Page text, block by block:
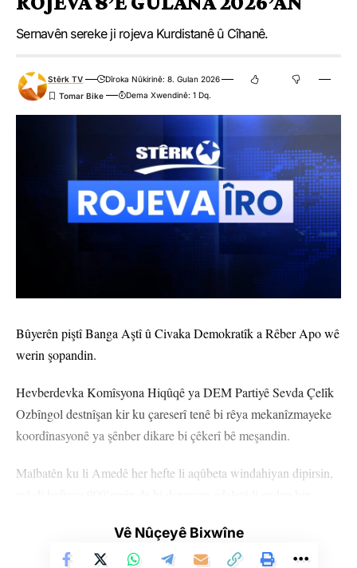
Sernavên sereke ji rojeva Kurdistanê û Cîhanê.
Stêrk TV
Dîroka Nûkirinê: 8. Gulan 2026
Dema Xwendinê: 1 Dq.
Bûyerên piştî Banga Aştî û Civaka Demokratîk a Rêber Apo wê
werin şopandin.
Hevberdevka Komîsyona Hiqûqê ya DEM Partiyê Sevda Çelîk
Ozbîngol destnîşan kir ku çareserî tenê bi rêya mekanîzmayeke
koordînasyonê ya şênber dikare bi çêkerî bê meşandin.
Malbatên ku li Amedê her hefte li aqûbeta windahiyan dipirsin,
got, “Lêgerîna li windayan êdî ne tenê lêgerîna li mafekî ye,
veguheriye qadeke berxwedanê.”
Vê Nûçeyê Bixwîne